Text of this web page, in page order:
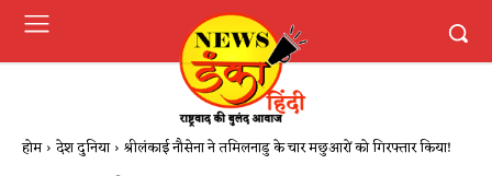
होम देश दुनिया श्रीलंकाई नौसेना ने तमिलनाडु के चार मछुआरों को गिरफ्तार किया!